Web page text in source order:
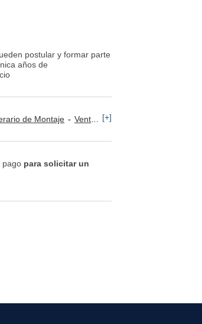
postular y formar parte
años de
de Montaje Ventas al por menor / mayor [+]
pago para solicitar un